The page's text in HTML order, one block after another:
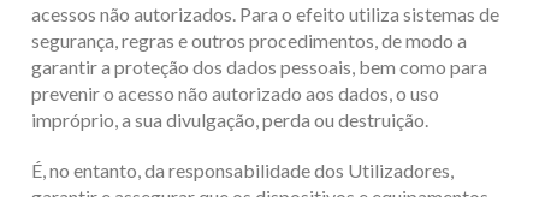
acessos não autorizados. Para o efeito utiliza sistemas de
segurança, regras e outros procedimentos, de modo a
garantir a proteção dos dados pessoais, bem como para
prevenir o acesso não autorizado aos dados, o uso
impróprio, a sua divulgação, perda ou destruição.
É, no entanto, da responsabilidade dos Utilizadores,